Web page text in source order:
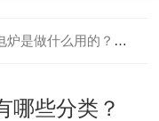
炉是做什么用的？有哪些分类？
哪些分类？